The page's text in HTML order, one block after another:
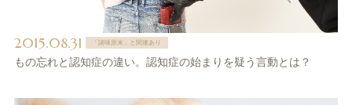
2015.08.31 「諸味原末」と関連あり
もの忘れと認知症の違い。認知症の始まりを疑う言動とは？